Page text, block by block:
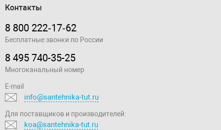
Контакты
8 800 222‑17‑62
Бесплатные звонки по России
8 495 740-35-25
Многоканальный номер
E-mail
info@santehnika-tut.ru
Для поставщиков и производителей:
koa@santehnika-tut.ru